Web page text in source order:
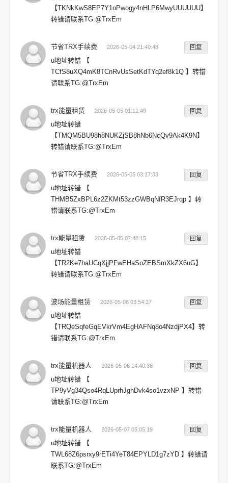
【TKNkKwS8EP7Y1oPwogy4nHLP6MwyUUUUUU】
转错请联系TG:@TrxEm
节省TRX手续费 2026-05-04 21:40:48 回复
u地址转错 【
TCfS8uXQ4mK8TCnRvUsSetKdTYq2ef8k1Q 】转错
请联系TG:@TrxEm
trx能量租赁 2026-05-05 01:11:49 回复
u地址转错
【TMQM5BU98h8NUKZjSB8hNb6NcQv9Ak4K9N】
转错请联系TG:@TrxEm
节省TRX手续费 2026-05-05 03:17:33 回复
u地址转错 【
THMB5ZxBPL6z2ZKMt53zzGWBqNfR3EJrqp 】转
错请联系TG:@TrxEm
trx能量租赁 2026-05-05 07:48:15 回复
u地址转错
【TR2Ke7haUCqXjjPFwEHaSoZEBSmXkZX6uG】
转错请联系TG:@TrxEm
波场能量租赁 2026-05-06 03:54:27 回复
u地址转错
【TRQeSqfeGqEVkrVm4EgHAFNq8o4NzdjPX4】转
错请联系TG:@TrxEm
trx能量机器人 2026-05-06 14:40:38 回复
u地址转错 【
TP9yVg34Qso4RqLUprhJghDvk4so1vzxNP 】转错
请联系TG:@TrxEm
trx能量机器人 2026-05-07 05:05:19 回复
u地址转错 【
TWL68Z6psrxy9rETi4YeT84EPYLD1g7zYD 】转错请
联系TG:@TrxEm